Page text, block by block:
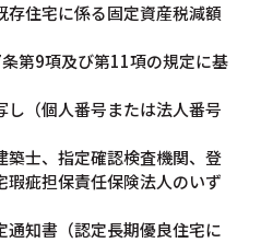
存住宅に係る固定資産税減額
第9項及び第11項の規定に基
（個人番号または法人番号
士、指定確認検査機関、登
疵担保責任保険法人のいず
知書（認定長期優良住宅に